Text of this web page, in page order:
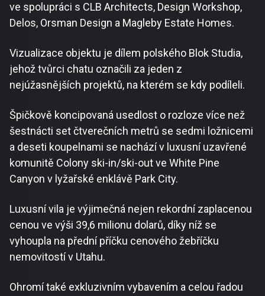
ve spolupráci s CLB Architects, Design Workshop,
Delos, Orsman Design a Magleby Estate Homes.
Vizualizace objektu je dílem polského Blok Studia,
jehož tvůrci chatu označili za jeden z
nejúžasnějších projektů, na kterém se kdy podíleli.
Špičkově koncipovaná usedlost o rozloze více než
šestnácti set čtverečních metrů se sedmi ložnicemi
a deseti koupelnami se nachází v luxusní uzavřené
komunitě Colony ski-in/ski-out ve White Pine
Canyon v lyžařské enklávě Park City.
Luxusní vila je výjimečná nejen rekordní zaplacenou
cenou ve výši 39,6 milionu dolarů, díky níž se
vyhoupla na přední příčku cenového žebříčku
nemovitostí v Utahu.
Ohromí také exkluzivním vybavením a celou řadou